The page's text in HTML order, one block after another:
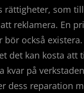
rättigheter, som
reklamera. En
bör också
det kan kosta att
kvar på
dess reparation